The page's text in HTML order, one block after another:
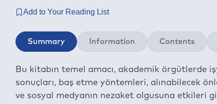
Summary Information Contents
Bu kitabın temel amacı, akademik örgütlerde
sonuçları, baş etme yöntemleri, alınabilecek
ve sosyal medyanın nezaket olgusuna etkileri